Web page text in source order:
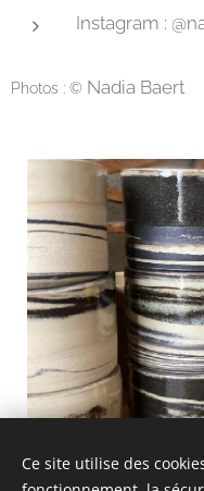
Instagram :
Photos : © Nadia Baert
Ce site utilise des